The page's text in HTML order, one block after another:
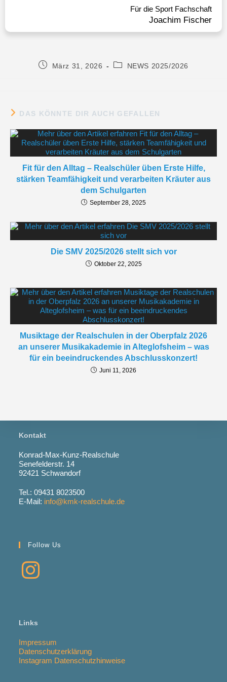
Für die Sport Fachschaft
Joachim Fischer
März 31, 2026 NEWS 2025/2026
DAS KÖNNTE DIR AUCH GEFALLEN
Fit für den Alltag – Realschüler üben Erste Hilfe,
stärken Teamfähigkeit und verarbeiten Kräuter aus
dem Schulgarten
September 28, 2025
Die SMV 2025/2026 stellt sich vor
Oktober 22, 2025
Musiktage der Realschulen in der Oberpfalz 2026
an unserer Musikakademie in Alteglofsheim – was
für ein beeindruckendes Abschlusskonzert!
Juni 11, 2026
Kontakt
Konrad-Max-Kunz-Realschule
Senefelderstr. 14
92421 Schwandorf
Tel.: 09431 8023500
E-Mail: info@kmk-realschule.de
Follow Us
Links
Impressum
Datenschutzerklärung
Instagram Datenschutzhinweise